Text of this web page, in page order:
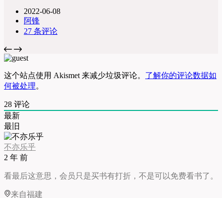
2022-06-08
阿锋
27 条评论
这个站点使用 Akismet 来减少垃圾评论。 了解你的评论数据如
何被处理。
28 评论
最新
最旧
不亦乐乎
2 年 前
看最后这意思，会员只是买书有打折，不是可以免费看书了。
来自福建